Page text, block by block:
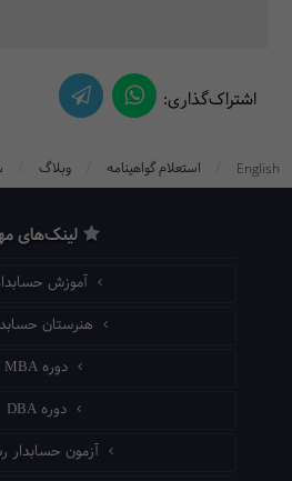
اشتراک‌گذاری:
English استعلام گواهینامه وبلاگ
لینک‌های
آموزش
هنرستان
دوره MBA
دوره DBA
آزمون حسابدار